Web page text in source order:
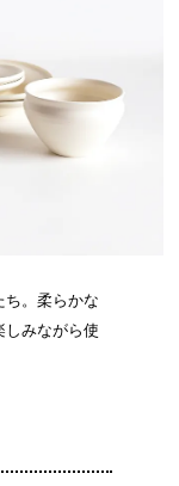
ち。柔らかな
しみながら使